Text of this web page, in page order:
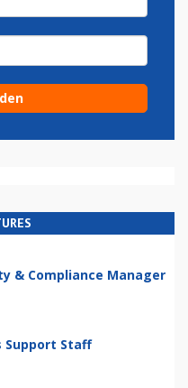
& Compliance Manager
Support Staff